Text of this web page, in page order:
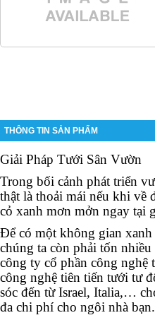
THÔNG TIN SẢN PHẨM
Giải Pháp Tưới Sân Vườn
Trong bối cảnh phát triển
thật là thoải mái nếu khi về
cỏ xanh mơn mởn ngay tại
Để có một không gian
chúng ta còn phải tốn
công ty cổ phần công
công nghệ tiên tiến tưới tư
sóc đến từ Israel, Italia,…
đa chi phí cho ngôi nhà bạn.